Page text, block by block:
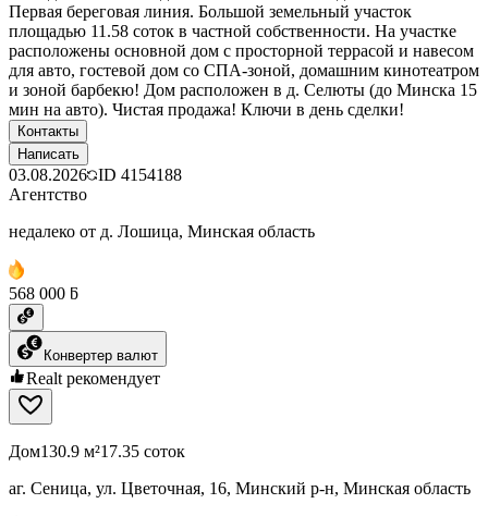
Первая береговая линия. Большой земельный участок
площадью 11.58 соток в частной собственности. На участке
расположены основной дом с просторной террасой и навесом
для авто, гостевой дом со СПА-зоной, домашним кинотеатром
и зоной барбекю! Дом расположен в д. Селюты (до Минска 15
мин на авто). Чистая продажа! Ключи в день сделки!
Контакты
Написать
03.08.2026 ID 4154188
Агентство
недалеко от д. Лошица, Минская область
568 000 ƃ
Конвертер валют
Realt рекомендует
Дом130.9 м²17.35 соток
аг. Сеница, ул. Цветочная, 16, Минский р-н, Минская область